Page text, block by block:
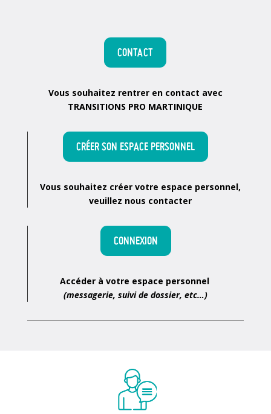
CONTACT
Vous souhaitez rentrer en contact avec
TRANSITIONS PRO MARTINIQUE
CRÉER SON ESPACE PERSONNEL
Vous souhaitez créer votre espace personnel,
veuillez nous contacter
CONNEXION
Accéder à votre espace personnel
(messagerie, suivi de dossier, etc…)